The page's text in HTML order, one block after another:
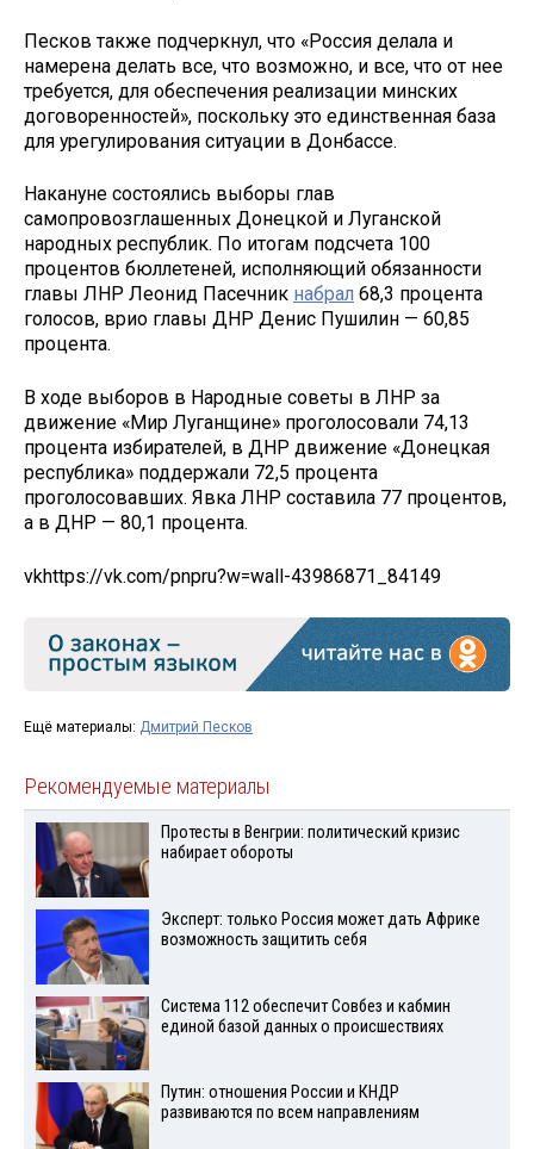
Песков также подчеркнул, что «Россия делала и
намерена делать все, что возможно, и все, что от нее
требуется, для обеспечения реализации минских
договоренностей», поскольку это единственная база
для урегулирования ситуации в Донбассе.
Накануне состоялись выборы глав
самопровозглашенных Донецкой и Луганской
народных республик. По итогам подсчета 100
процентов бюллетеней, исполняющий обязанности
главы ЛНР Леонид Пасечник набрал 68,3 процента
голосов, врио главы ДНР Денис Пушилин — 60,85
процента.
В ходе выборов в Народные советы в ЛНР за
движение «Мир Луганщине» проголосовали 74,13
процента избирателей, в ДНР движение «Донецкая
республика» поддержали 72,5 процента
проголосовавших. Явка ЛНР составила 77 процентов,
а в ДНР — 80,1 процента.
vkhttps://vk.com/pnpru?w=wall-43986871_84149
Ещё материалы: Дмитрий Песков
Рекомендуемые материалы
Протесты в Венгрии: политический кризис
набирает обороты
Эксперт: только Россия может дать Африке
возможность защитить себя
Система 112 обеспечит Совбез и кабмин
единой базой данных о происшествиях
Путин: отношения России и КНДР
развиваются по всем направлениям